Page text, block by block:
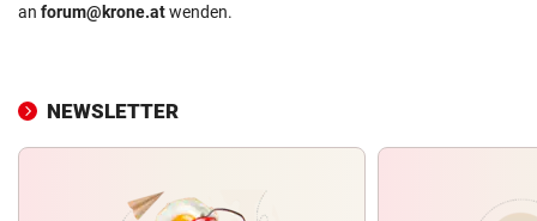
an forum@krone.atwenden.
NEWSLETTER